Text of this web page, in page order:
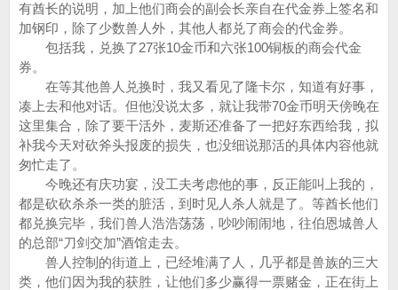
有酋长的说明，加上他们商会的副会长亲自在代金券上签名和
加钢印，除了少数兽人外，其他人都兑了商会的代金券。
包括我，兑换了27张10金币和六张100铜板的商会代金
券。
在等其他兽人兑换时，我又看见了隆卡尔，知道有好事，
凑上去和他对话。但他没说太多，就让我带70金币明天傍晚在
这里集合，除了要干活外，麦斯还准备了一把好东西给我，拟
补我今天对砍斧头报废的损失，也没细说那活的具体内容他就
匆忙走了。
今晚还有庆功宴，没工夫考虑他的事，反正能叫上我的，
都是砍砍杀杀一类的脏活，到时见人杀人就是了。等酋长他们
都兑换完毕，我们兽人浩浩荡荡，吵吵闹闹地，往伯恩城兽人
的总部“刀剑交加”酒馆走去。
兽人控制的街道上，已经堆满了人，几乎都是兽族的三大
类，他们因为我的获胜，让他们多少赢得一票赌金，正在街上